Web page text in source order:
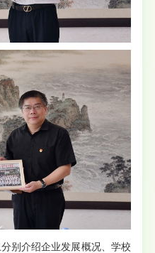
别介绍企业发展概况、学校